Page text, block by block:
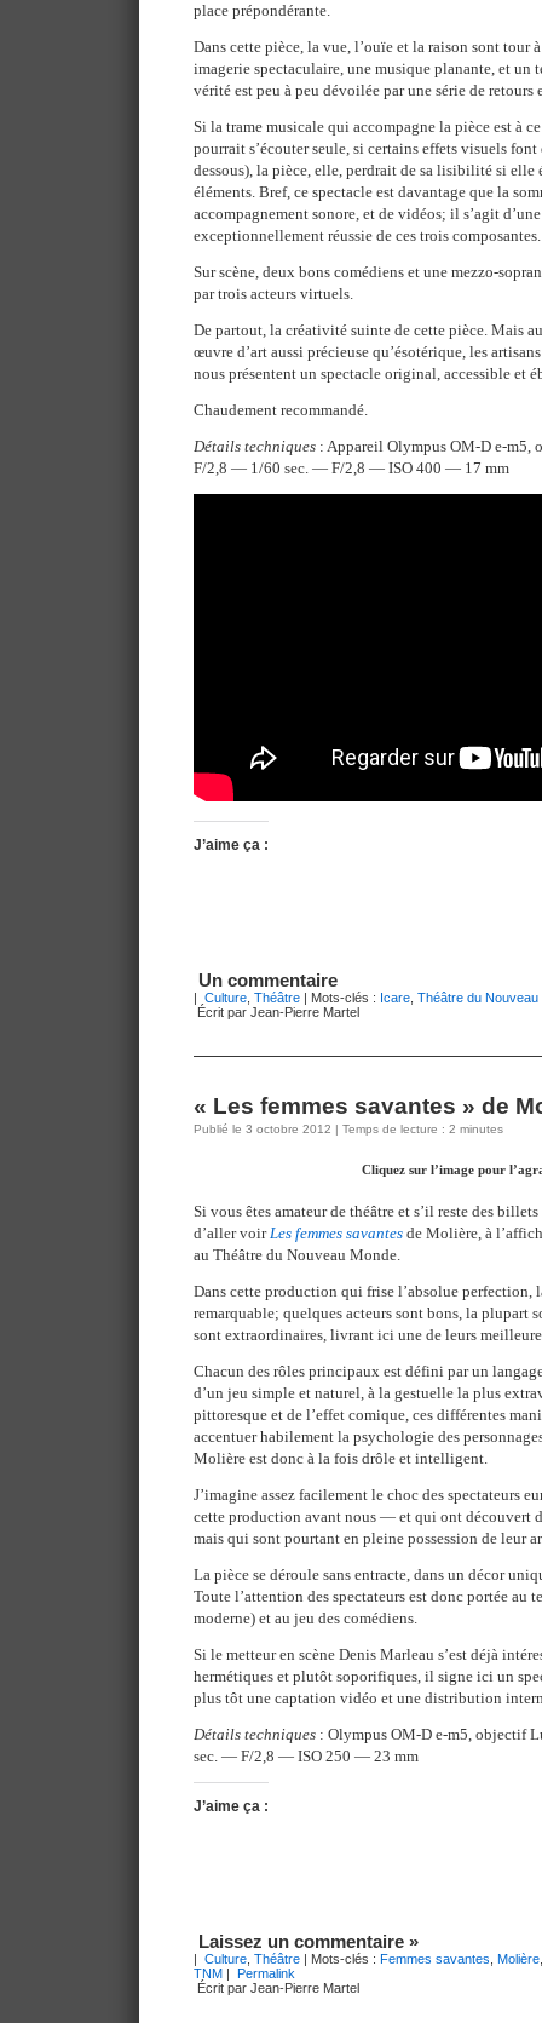
place prépondérante.
Dans cette pièce, la vue, l’ouïe et la raison sont tour
imagerie spectaculaire, une musique planante, et un
vérité est peu à peu dévoilée par une série de retours
Si la trame musicale qui accompagne la pièce est à
pourrait s’écouter seule, si certains effets visuels
dessous), la pièce, elle, perdrait de sa lisibilité si elle
éléments. Bref, ce spectacle est davantage que la
accompagnement sonore, et de vidéos; il s’agit
exceptionnellement réussie de ces trois composantes.
Sur scène, deux bons comédiens et une mezzo-
par trois acteurs virtuels.
De partout, la créativité suinte de cette pièce. Mais
œuvre d’art aussi précieuse qu’ésotérique, les
nous présentent un spectacle original, accessible et
Chaudement recommandé.
Détails techniques : Appareil Olympus OM-D e-
F/2,8 — 1/60 sec. — F/2,8 — ISO 400 — 17 mm
J’aime ça :
Un commentaire
Culture Théâtre | Mots-clés : Icare Théâtre du Nouveau
Écrit par Jean-Pierre Martel
« Les femmes savantes » de
Publié le 3 octobre 2012 | Temps de lecture : 2 minutes
Cliquez sur l’image pour
Si vous êtes amateur de théâtre et s’il reste des
d’aller voir Les femmes savantes de Molière, à
au Théâtre du Nouveau Monde.
Dans cette production qui frise l’absolue perfection,
remarquable; quelques acteurs sont bons, la plupart
sont extraordinaires, livrant ici une de leurs
Chacun des rôles principaux est défini par un
d’un jeu simple et naturel, à la gestuelle la plus
pittoresque et de l’effet comique, ces différentes
accentuer habilement la psychologie des
Molière est donc à la fois drôle et intelligent.
J’imagine assez facilement le choc des spectateurs
cette production avant nous — et qui ont découvert
mais qui sont pourtant en pleine possession de leur
La pièce se déroule sans entracte, dans un décor
Toute l’attention des spectateurs est donc portée au
moderne) et au jeu des comédiens.
Si le metteur en scène Denis Marleau s’est déjà
hermétiques et plutôt soporifiques, il signe ici un
plus tôt une captation vidéo et une distribution
Détails techniques : Olympus OM-D e-m5, objectif
sec. — F/2,8 — ISO 250 — 23 mm
J’aime ça :
Laissez un commentaire »
| Culture Théâtre | Mots-clés : Femmes savantes Molière
TNM | Permalink
Écrit par Jean-Pierre Martel